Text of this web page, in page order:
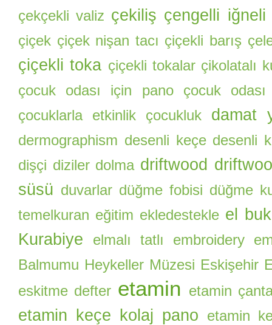
çekçekli valiz çekiliş çengelli iğneli
çiçek çiçek nişan tacı çiçekli barış
çiçekli toka çiçekli tokalar çikolatalı
çocuk odası için pano
çocuk
çocuklarla etkinlik
çocukluk damat
dermographism desenli keçe desenli
dişçi diziler dolma driftwood
süsü duvarlar düğme fobisi düğme
temelkuran eğitim ekledestekle el
Kurabiye
elmalı tatlı embroidery
Balmumu Heykeller Müzesi Eskişehir
eskitme defter etamin etamin
etamin keçe kolaj pano
etamin